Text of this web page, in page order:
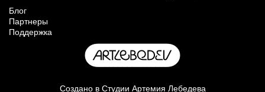
Блог
Партнеры
Поддержка
Создано в Студии Артемия Лебедева